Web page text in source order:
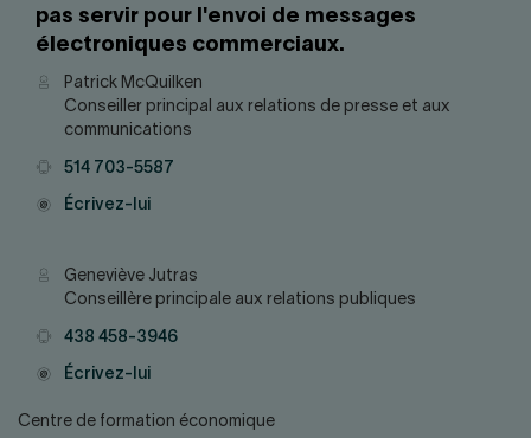
pas servir pour l'envoi de messages
électroniques commerciaux.
ContactPatrick McQuilken
Conseiller principal aux relations de presse et aux
communications
Téléphone
514 703-5587
CourrielÉcrivez-lui
Contact
Geneviève Jutras
Conseillère principale aux relations publiques
Téléphone
438 458-3946
CourrielÉcrivez-lui
Centre de formation économique